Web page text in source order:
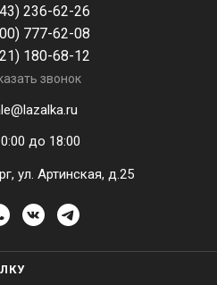
236-62-26
777-62-08
180-68-12
звонок
до 18:00
ул. Артинская, д.25